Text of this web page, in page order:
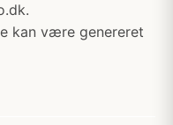
kan være genereret